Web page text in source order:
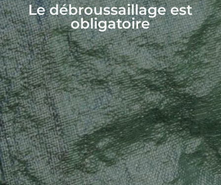
Le débroussaillage est
obligatoire